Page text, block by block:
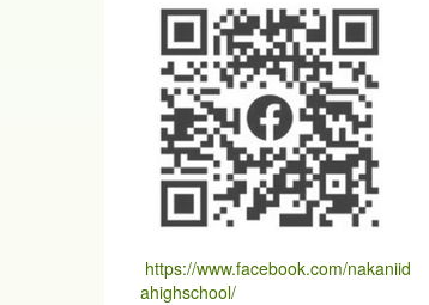
https://www.facebook.com/nakaniid
ahighschool/